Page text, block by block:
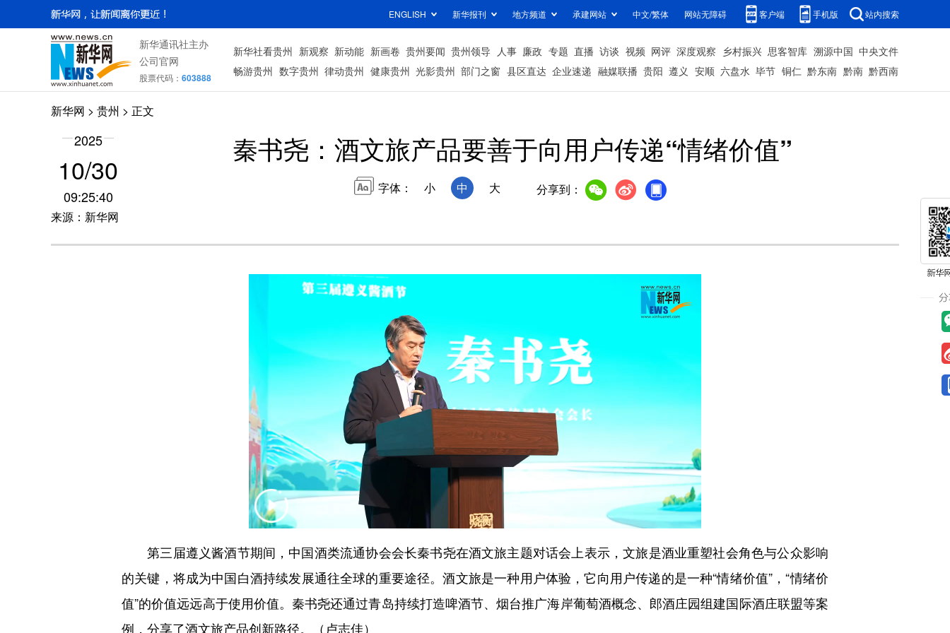
ENGLISH 新华报刊 地方频道 承建网站 中文/繁体 网站无障碍 客户端 手机版 站内搜索
新华通讯社主办
公司官网
股票代码： 603888
新华社看贵州 新观察 新动能 新画卷 贵州要闻 贵州领导 人事 廉政 专题 直播 访谈 视频 网评 深度观察 乡村振兴 思客智库 溯源中国 中央文件
畅游贵州 数字贵州 律动贵州 健康贵州 光影贵州 部门之窗 县区直达 企业速递 融媒联播 贵阳 遵义 安顺 六盘水 毕节 铜仁 黔东南 黔南 黔西南
新华网 > 贵州 > 正文
2025
10/30
09:25:40
来源：新华网
秦书尧：酒文旅产品要善于向用户传递“情绪价值”
字体： 小 中 大 分享到：
第三届遵义酱酒节期间，中国酒类流通协会会长秦书尧在酒文旅主题对话会上表示，文旅是酒业重塑社会角色与公众影响
的关键，将成为中国白酒持续发展通往全球的重要途径。酒文旅是一种用户体验，它向用户传递的是一种“情绪价值”，“情绪价
值”的价值远远高于使用价值。秦书尧还通过青岛持续打造啤酒节、烟台推广海岸葡萄酒概念、郎酒庄园组建国际酒庄联盟等案
例，分享了酒文旅产品创新路径。（卢志佳）